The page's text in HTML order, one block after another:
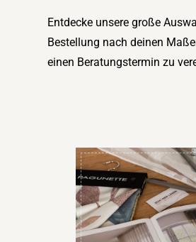
Entdecke unsere große
Bestellung nach deinen
einen Beratungstermin zu